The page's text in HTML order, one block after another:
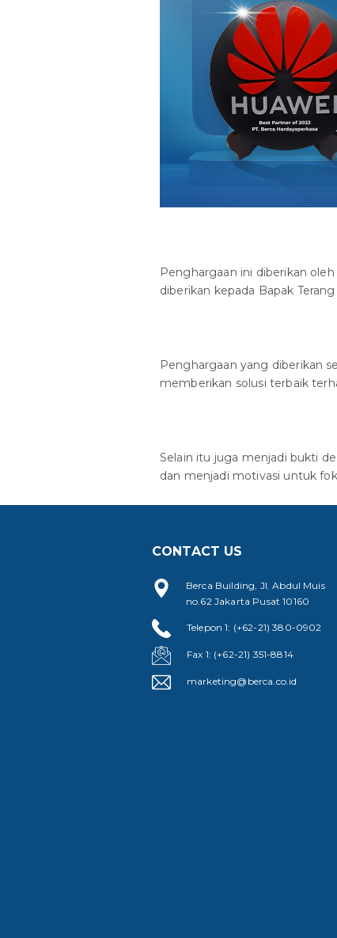
Penghargaan ini diberikan
diberikan kepada Bapak
Penghargaan yang diberikan
memberikan solusi terbaik
Selain itu juga menjadi bukti
dan menjadi motivasi untuk
CONTACT US
Berca Building, Jl. Abdul Muis
no.62 Jakarta Pusat 10160
Telepon 1: (+62-21) 380-0902
Fax 1: (+62-21) 351-8814
marketing@berca.co.id